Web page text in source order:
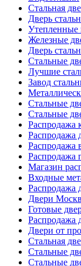
Стальная
Дверь
Утепленные
Железные
Дверь
Стальные
Лучшие
Завод
Стальные
Стальные
Распродажа
Распродажа
Распродажа
Распродажа
Магазин
Входные
Распродажа
Двери
Готовые
Распродажа
Двери от
Стальная
Стальные
Стальные